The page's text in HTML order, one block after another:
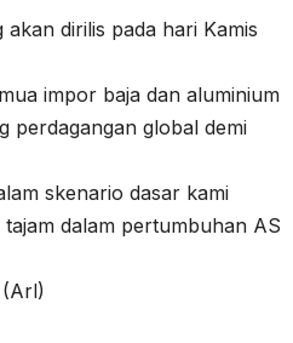
dirilis pada hari Kamis
impor baja dan aluminium
perdagangan global demi
skenario dasar kami
dalam pertumbuhan AS